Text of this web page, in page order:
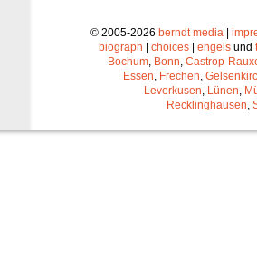
© 2005-2026 berndt media |
biograph | choices | engels und
Bochum Bonn Castrop-
Essen Frechen
Leverkusen Lünen
Recklinghausen